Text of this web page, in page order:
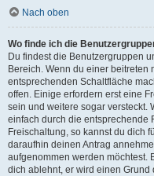
Nach oben
Wo finde ich die
Du findest die Benutzergruppen
Bereich. Wenn du einer beitreten
entsprechenden Schaltfläche
offen. Einige erfordern erst eine
sein und weitere sogar versteckt.
einfach durch die entsprechende
Freischaltung, so kannst du dich
daraufhin deinen Antrag
aufgenommen werden möchtest.
dich ablehnt, er wird einen Grund